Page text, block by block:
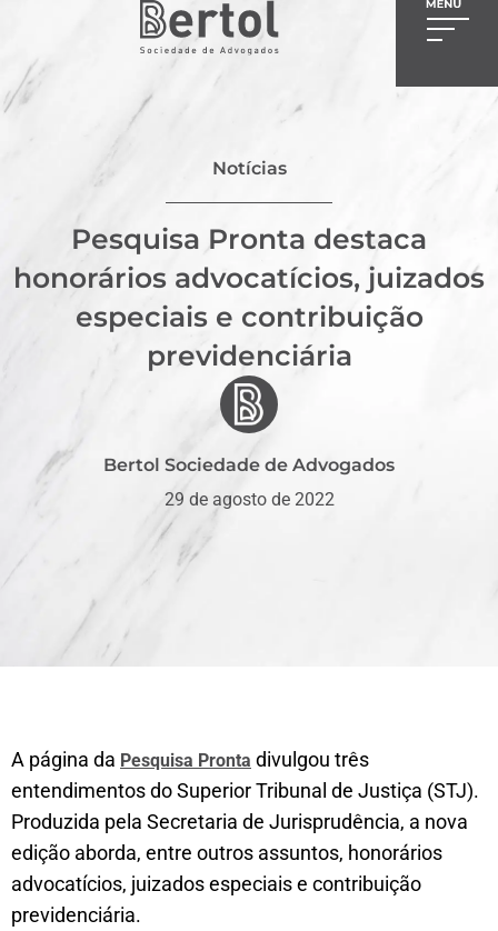
Notícias
Pesquisa Pronta destaca
honorários advocatícios, juizados
especiais e contribuição
previdenciária
Bertol Sociedade de Advogados
29 de agosto de 2022
A página da Pesquisa Pronta divulgou três
entendimentos do Superior Tribunal de Justiça (STJ).
Produzida pela Secretaria de Jurisprudência, a nova
edição aborda, entre outros assuntos, honorários
advocatícios, juizados especiais e contribuição
previdenciária.